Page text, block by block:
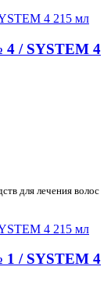
/ SYSTEM 4
для лечения волос
/ SYSTEM 4